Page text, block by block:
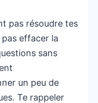
pas résoudre tes
effacer la
sans
un peu de
Te rappeler